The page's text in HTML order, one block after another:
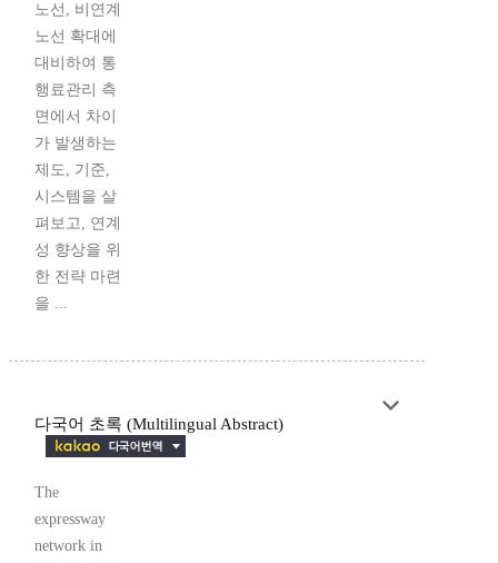
노선, 비연계
노선 확대에
대비하여 통
행료관리 측
면에서 차이
가 발생하는
제도, 기준,
시스템을 살
펴보고, 연계
성 향상을 위
한 전략 마련
을 ...
다국어 초록 (Multilingual Abstract)
The
expressway
network in